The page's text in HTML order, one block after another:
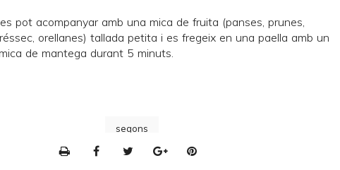
pot acompanyar amb una mica de fruita (panses, prunes,
orellanes) tallada petita i es fregeix en una paella amb un
de mantega durant 5 minuts.
segons